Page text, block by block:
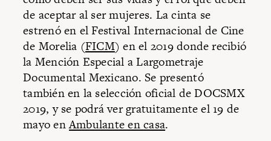
de aceptar al ser mujeres. La cinta se
estrenó en el Festival Internacional de Cine
de Morelia (FICM) en el 2019 donde recibió
la Mención Especial a Largometraje
Documental Mexicano. Se presentó
también en la selección oficial de DOCSMX
2019, y se podrá ver gratuitamente el 19 de
mayo enAmbulante en casa.